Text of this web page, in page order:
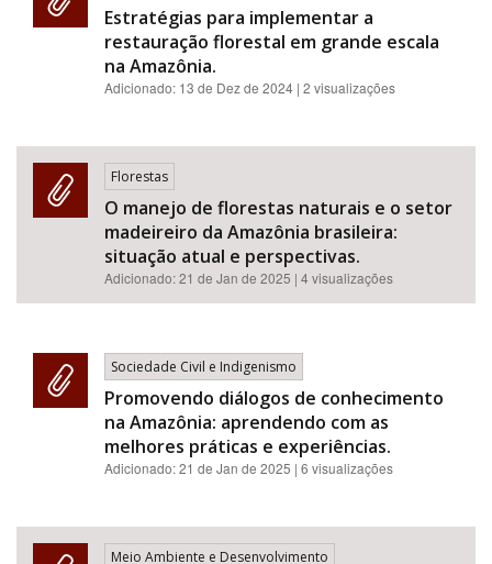
Estratégias para implementar a
restauração florestal em grande escala
na Amazônia.
Adicionado: 13 de Dez de 2024 | 2 visualizações
Florestas
O manejo de florestas naturais e o setor
madeireiro da Amazônia brasileira:
situação atual e perspectivas.
Adicionado:21 de Jan de 2025 | 4 visualizações
Sociedade Civil e Indigenismo
Promovendo diálogos de conhecimento
na Amazônia: aprendendo com as
melhores práticas e experiências.
Adicionado:21 de Jan de 2025 | 6 visualizações
Meio Ambiente e Desenvolvimento